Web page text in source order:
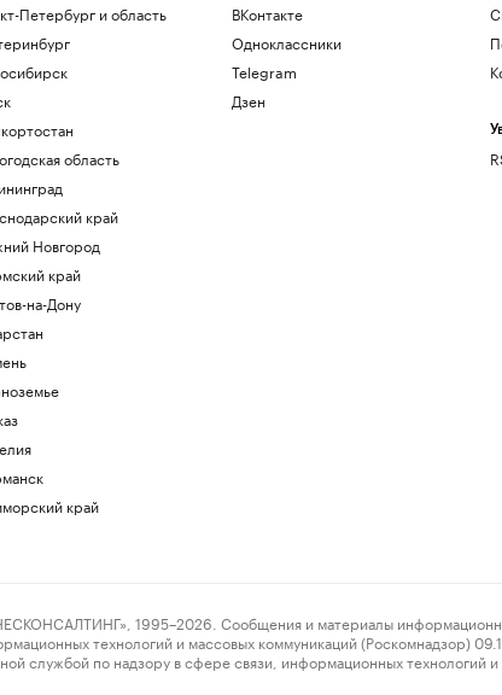
Петербург и область
область
край
Новгород
край
на-Дону
край
ВКонтакте
Одноклассники
Telegram
Дзен
1995–2026. Сообщения и материалы
технологий и массовых коммуникаций (Роскомнадзор)
службой по надзору в сфере связи, информационных